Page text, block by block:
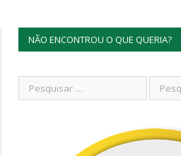
NÃO ENCONTROU O QUE QUERIA?